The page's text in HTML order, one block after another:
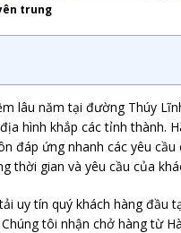
trung
lâu năm tại đường Thúy
hình khắp các tỉnh thành.
đáp ứng nhanh các yêu
thời gian và yêu cầu của
uy tín quý khách hàng đầu
tôi nhận chở hàng từ